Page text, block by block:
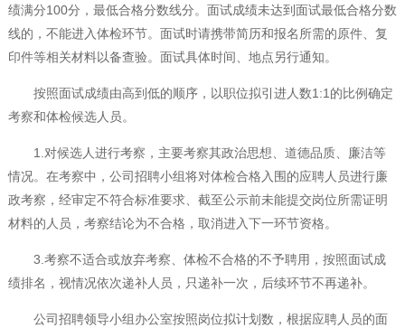
绩满分100分，最低合格分数线分。面试成绩未达到面试最低合格分数
线的，不能进入体检环节。面试时请携带简历和报名所需的原件、复
印件等相关材料以备查验。面试具体时间、地点另行通知。
按照面试成绩由高到低的顺序，以职位拟引进人数1:1的比例确定
考察和体检候选人员。
1.对候选人进行考察，主要考察其政治思想、道德品质、廉洁等
情况。在考察中，公司招聘小组将对体检合格入围的应聘人员进行廉
政考察，经审定不符合标准要求、截至公示前未能提交岗位所需证明
材料的人员，考察结论为不合格，取消进入下一环节资格。
3.考察不适合或放弃考察、体检不合格的不予聘用，按照面试成
绩排名，视情况依次递补人员，只递补一次，后续环节不再递补。
公司招聘领导小组办公室按照岗位拟计划数，根据应聘人员的面